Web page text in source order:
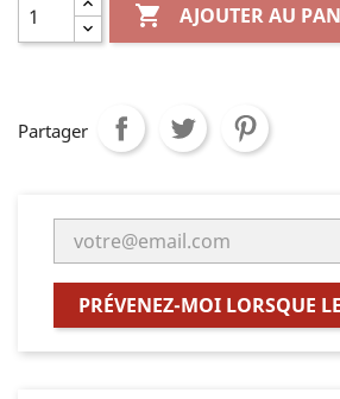
 AJOUTER AU
Partager
PRÉVENEZ-MOI LORSQUE